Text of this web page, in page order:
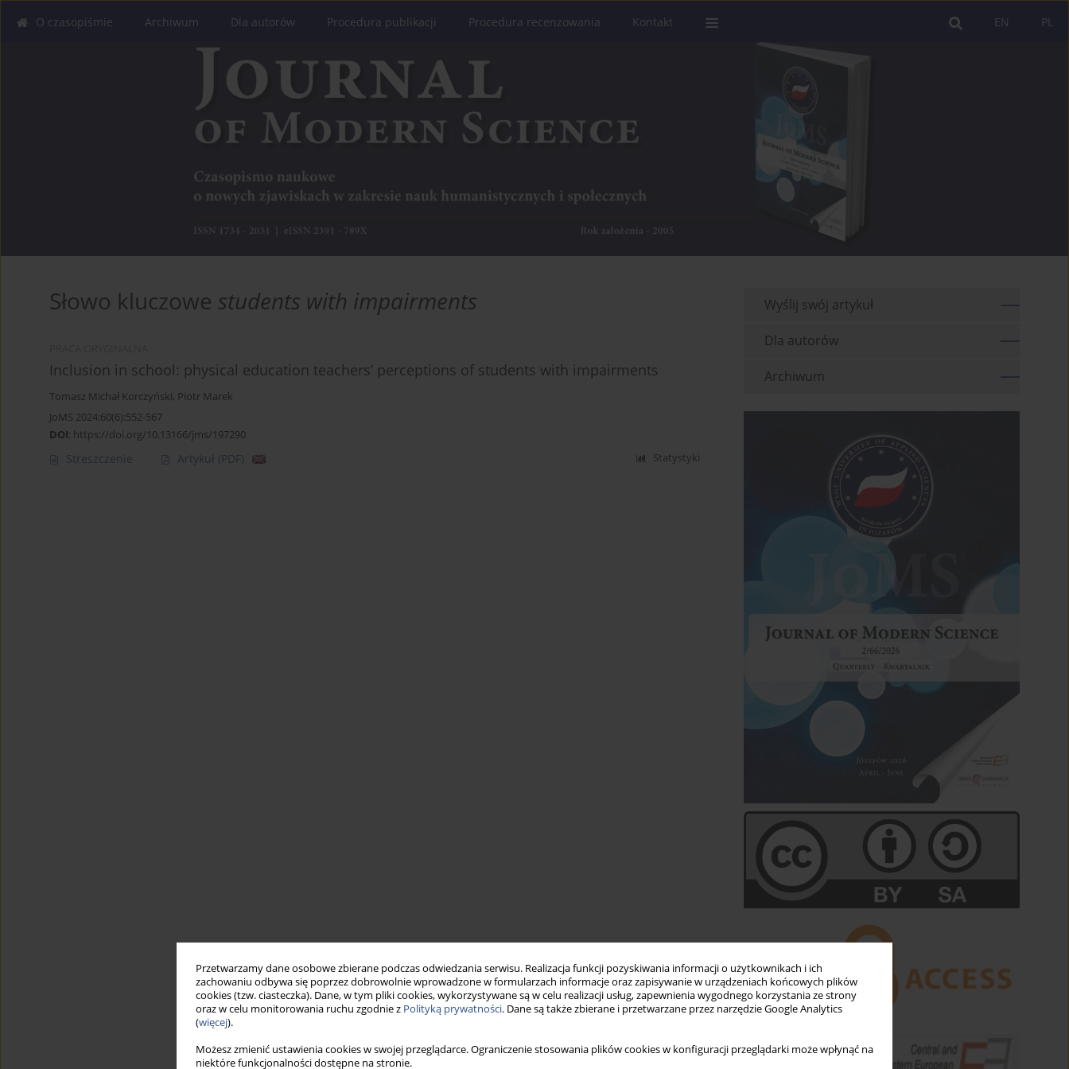
Przetwarzamy dane osobowe zbierane podczas odwiedzania serwisu. Realizacja funkcji pozyskiwania informacji o użytkownikach i ich
zachowaniu odbywa się poprzez dobrowolnie wprowadzone w formularzach informacje oraz zapisywanie w urządzeniach końcowych plików
cookies (tzw. ciasteczka). Dane, w tym pliki cookies, wykorzystywane są w celu realizacji usług, zapewnienia wygodnego korzystania ze strony
oraz w celu monitorowania ruchu zgodnie z Polityką prywatności. Dane są także zbierane i przetwarzane przez narzędzie Google Analytics
(więcej).
Możesz zmienić ustawienia cookies w swojej przeglądarce. Ograniczenie stosowania plików cookies w konfiguracji przeglądarki może wpłynąć na
niektóre funkcjonalności dostępne na stronie.
PL
EN
O czasopiśmie Archiwum Dla autorów Procedura publikacji Procedura recenzowania Kontakt
Słowo kluczowe students with impairments
Inclusion in school: physical education teachers’ perceptions of students with impairments
Tomasz Michał Korczyński, Piotr Marek
JoMS 2024;60(6):552-567
DOI: https://doi.org/10.13166/jms/197290
Streszczenie Artykuł (PDF) Statystyki
Wyślij swój artykuł
Dla autorów
Archiwum